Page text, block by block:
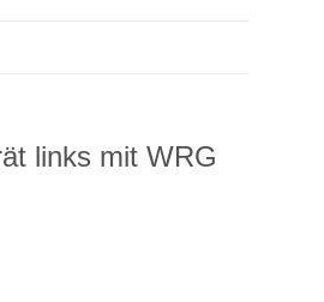
links mit WRG